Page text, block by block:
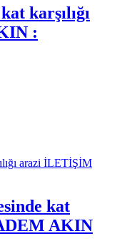
karşılığı
:
kat
AKIN